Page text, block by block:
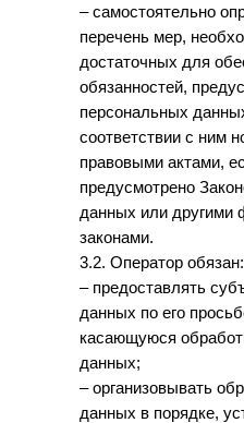
– самостоятельно
перечень мер,
достаточных для
обязанностей,
персональных
соответствии с ним
правовыми актами,
предусмотрено
данных или другими
законами.
3.2. Оператор обязан:
– предоставлять
данных по его
касающуюся
данных;
– организовывать
данных в порядке,